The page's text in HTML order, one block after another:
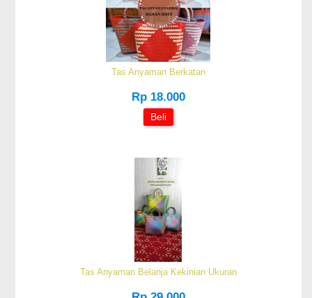
Tas Anyaman Berkatan
Rp 18.000
Beli
Tas Anyaman Belanja Kekinian Ukuran